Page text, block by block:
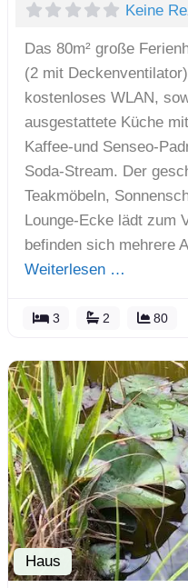
Keine
Das 80m² große
(2 mit
kostenloses WLAN,
ausgestattete Küche
Kaffee-und Senseo-
Soda-Stream. Der
Teakmöbeln,
Lounge-Ecke lädt zum
befinden sich mehrere
Weiterlesen …
3 2 80
Haus